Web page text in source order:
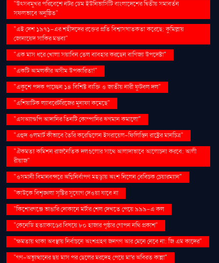
"উৎসবমুখর পরিবেশে নটর ডেম ইউনিভার্সিটি বাংলাদেশের দ্বিতীয় সমাবর্তন
সফলভাবে অনুষ্ঠিত"
"এই দেশ ১৯৭১-এর শহীদদের রক্তের প্রতি বিশ্বাসঘাতকতা করেছে: কুমিল্লায়
জোনায়েদ সাকির মন্তব্য"
"এক মাস ধরে খোলা সয়াবিন তেল ব্যবহার করছেন বাণিজ্য উপদেষ্টা"
"একটি আমলকীর অসীম উপকারিতা!"
"একুশে পদক পাচ্ছেন ১৪ বিশিষ্ট ব্যক্তি ও জাতীয় নারী ফুটবল দল"
"এশিয়াটিক ল্যাবরেটরিজের মুনাফা কমেছে"
"এসঅ্যান্ডপি আদানির তিনটি কোম্পানির ঋণমান কমালো"
"এহুদ ওলমার্ট কীভাবে তৈরি করেছিলেন ইসরায়েল-ফিলিস্তিন রাষ্ট্রের মানচিত্র"
"ঐকমত্য কমিশন রাজনৈতিক দলগুলোর সাথে আলাদাভাবে আলোচনা করবে: আলী
রীয়াজ"
"ওসমানী বিমানবন্দরে অগ্নিনির্বাপণ মহড়ায় অংশ নিলেন বেবিচক চেয়ারম্যান"
"কাউকে বিশৃঙ্খলা সৃষ্টির সুযোগ দেওয়া যাবে না
"কিশোরগঞ্জে ভাঙারি দোকানে মর্টার শেল দেখতে পেয়ে ৯৯৯-এ কল
"কেনেডি হত্যাকাণ্ডের বিষয়ে ৮০ হাজার পৃষ্ঠার গোপন নথি প্রকাশ"
"ক্ষমতায় থাকা অবস্থায় নির্বাচনে অংশগ্রহণ জনগণ আর মেনে নেবে না: জি এম কাদের"
"গণ–অভ্যুত্থানের ছয় মাস পর ছেলের মরদেহ পেয়ে মা'র অবিরত কান্না"